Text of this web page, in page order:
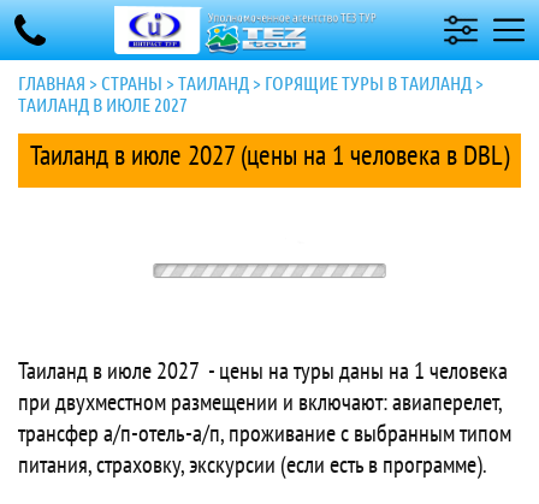
ГЛАВНАЯ >СТРАНЫ >ТАИЛАНД > ГОРЯЩИЕ ТУРЫ В ТАИЛАНД >
ТАИЛАНД В ИЮЛЕ 2027
Таиланд в июле 2027 (цены на 1 человека в DBL)
Таиланд в июле 2027 - цены на туры даны на 1 человека
при двухместном размещении и включают: авиаперелет,
трансфер а/п-отель-а/п, проживание с выбранным типом
питания, страховку, экскурсии (если есть в программе).